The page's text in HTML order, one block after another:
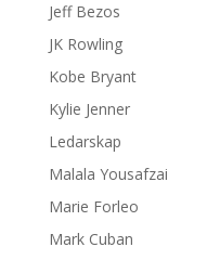
Jeff Bezos
JK Rowling
Kobe Bryant
Kylie Jenner
Ledarskap
Malala Yousafzai
Marie Forleo
Mark Cuban